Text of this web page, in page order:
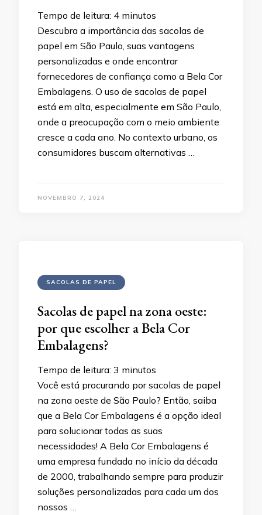
Tempo de leitura: 4 minutos
Descubra a importância das sacolas de
papel em São Paulo, suas vantagens
personalizadas e onde encontrar
fornecedores de confiança como a Bela Cor
Embalagens. O uso de sacolas de papel
está em alta, especialmente em São Paulo,
onde a preocupação com o meio ambiente
cresce a cada ano. No contexto urbano, os
consumidores buscam alternativas …
NOVEMBRO 7, 2024
SACOLAS DE PAPEL
Sacolas de papel na zona oeste:
por que escolher a Bela Cor
Embalagens?
Tempo de leitura: 3 minutos
Você está procurando por sacolas de papel
na zona oeste de São Paulo? Então, saiba
que a Bela Cor Embalagens é a opção ideal
para solucionar todas as suas
necessidades! A Bela Cor Embalagens é
uma empresa fundada no início da década
de 2000, trabalhando sempre para produzir
soluções personalizadas para cada um dos
nossos …